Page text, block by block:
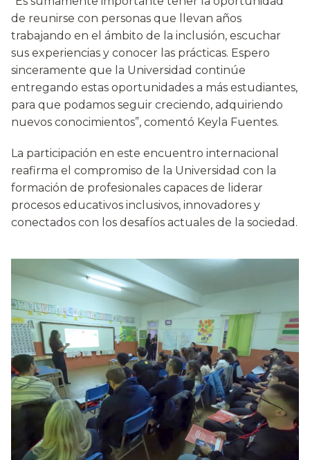
de reunirse con personas que llevan años
trabajando en el ámbito de la inclusión, escuchar
sus experiencias y conocer las prácticas. Espero
sinceramente que la Universidad continúe
entregando estas oportunidades a más estudiantes,
para que podamos seguir creciendo, adquiriendo
nuevos conocimientos”, comentó Keyla Fuentes.
La participación en este encuentro internacional
reafirma el compromiso de la Universidad con la
formación de profesionales capaces de liderar
procesos educativos inclusivos, innovadores y
conectados con los desafíos actuales de la sociedad.